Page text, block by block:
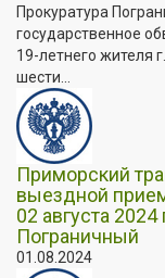
Прокуратура
государственное
19-летнего жителя
шести...
Приморский
выездной
02 августа 2024
Пограничный
01.08.2024